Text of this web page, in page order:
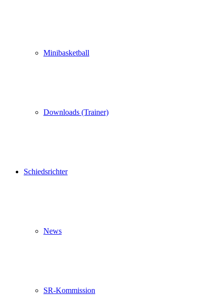
Minibasketball
Downloads (Trainer)
Schiedsrichter
News
SR-Kommission